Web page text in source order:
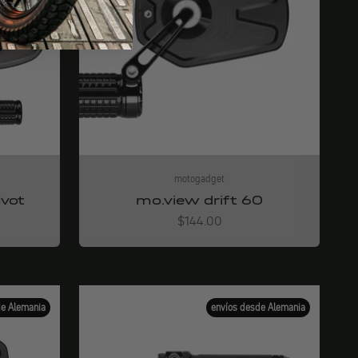
motogadget
mo.view drift 60
Angebot
$144.00
Alemania envíos desde Alemania